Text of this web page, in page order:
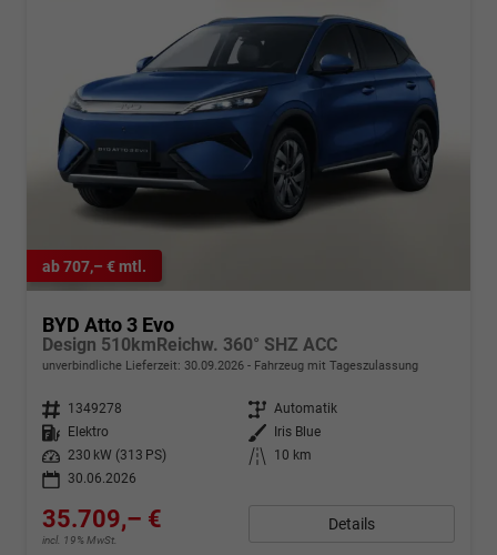
ab 707,– € mtl.
BYD Atto 3 Evo
Design 510kmReichw. 360° SHZ ACC
unverbindliche Lieferzeit: 30.09.2026 Fahrzeug mit Tageszulassung
Fahrzeugnr. 1349278 Getriebe Automatik
Kraftstoff
Elektro Außenfarbe
Iris Blue
Leistung
230 kW (313 PS) Kilometerstand
10 km
30.06.2026
35.709,– €
incl. 19% MwSt.
Details